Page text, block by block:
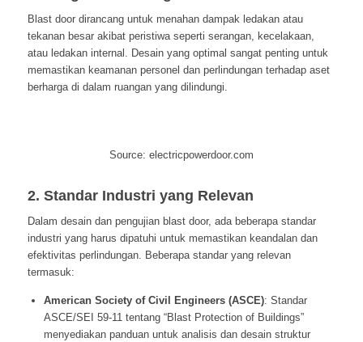
Blast door dirancang untuk menahan dampak ledakan atau
tekanan besar akibat peristiwa seperti serangan, kecelakaan,
atau ledakan internal. Desain yang optimal sangat penting untuk
memastikan keamanan personel dan perlindungan terhadap aset
berharga di dalam ruangan yang dilindungi.
Source: electricpowerdoor.com
2. Standar Industri yang Relevan
Dalam desain dan pengujian blast door, ada beberapa standar
industri yang harus dipatuhi untuk memastikan keandalan dan
efektivitas perlindungan. Beberapa standar yang relevan
termasuk:
American Society of Civil Engineers (ASCE): Standar
ASCE/SEI 59-11 tentang “Blast Protection of Buildings”
menyediakan panduan untuk analisis dan desain struktur